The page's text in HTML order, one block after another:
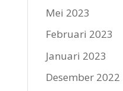
Mei 2023
Februari 2023
Januari 2023
Desember 2022